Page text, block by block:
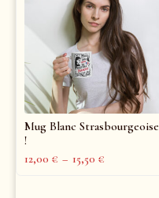
Mug Blanc Strasbourgeoise
!
12,00 € – 15,50 €